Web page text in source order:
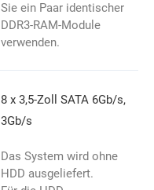
Sie ein Paar identischer
DDR3-RAM-Module
verwenden.
8 x 3,5-Zoll SATA 6Gb/s,
3Gb/s
Das System wird ohne
HDD ausgeliefert.